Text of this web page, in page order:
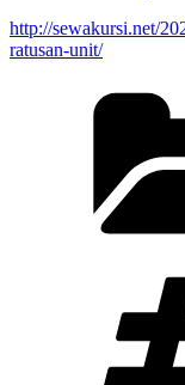
http://sewakursi.net/
ratusan-unit/